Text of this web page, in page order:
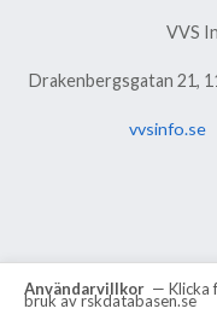
Användarvillkor — Klicka
bruk av rskdatabasen.se
VVS
Drakenbergsgatan 21,
vvsinfo.se